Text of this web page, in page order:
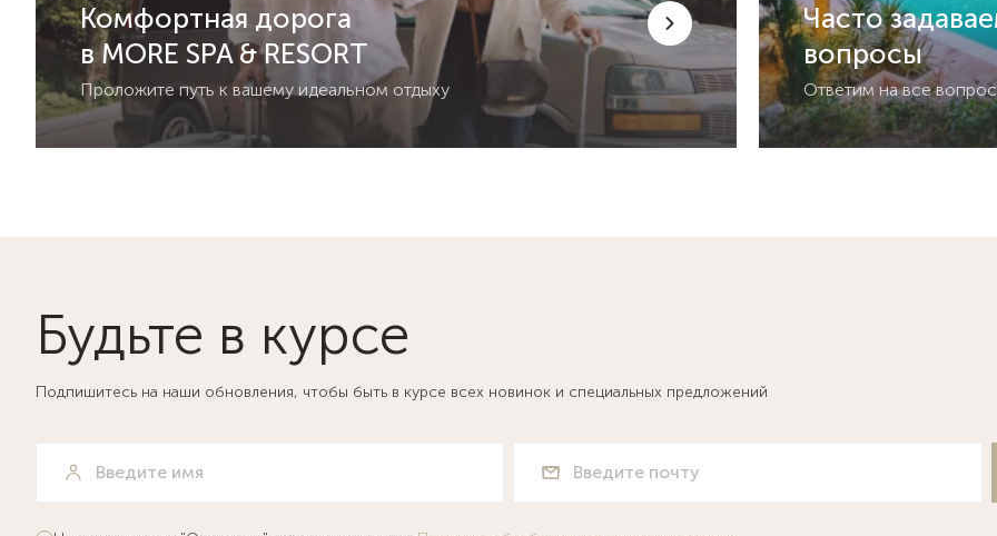
Комфортная дорога
в MORE SPA & RESORT
Проложите путь к вашему идеальном отдыху
Часто
вопросы
Ответим на все
Будьте в курсе
Подпишитесь на наши обновления, чтобы быть в курсе всех новинок и специальных предложений